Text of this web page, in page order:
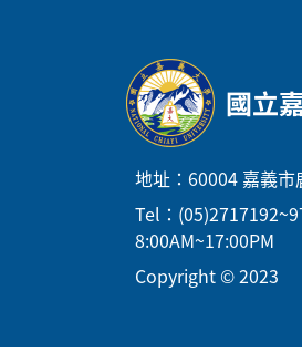
國立
地址：60004 嘉義
Tel：
8:00AM~17:00PM
Copyright © 2023